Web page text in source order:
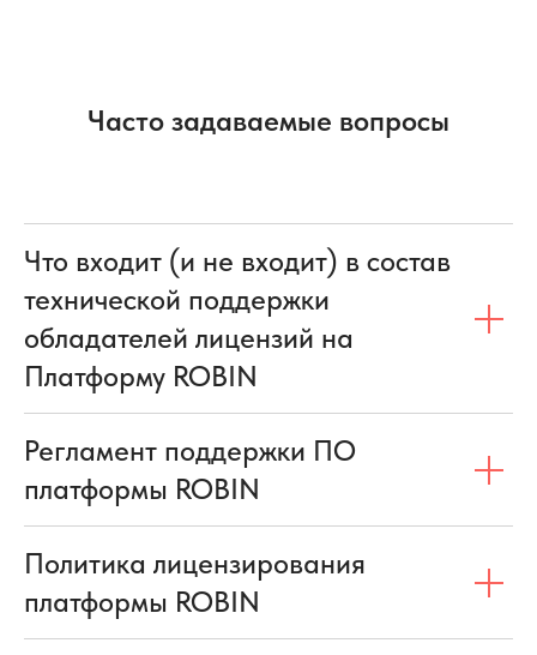
Часто задаваемые вопросы
Что входит (и не входит) в состав
технической поддержки
обладателей лицензий на
Платформу ROBIN
Регламент поддержки ПО
платформы ROBIN
Политика лицензирования
платформы ROBIN